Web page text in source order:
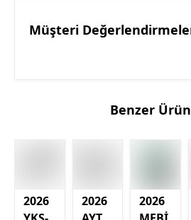
Müşteri
Benzer
2026
2026
2026